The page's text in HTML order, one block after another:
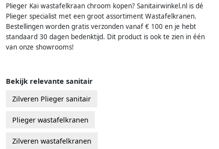
Plieger Kai wastafelkraan chroom kopen? Sanitairwinkel.nl is dé
Plieger specialist met een groot assortiment Wastafelkranen.
Bestellingen worden gratis verzonden vanaf € 100 en je hebt
standaard 30 dagen bedenktijd. Dit product is ook te zien in één
van onze showrooms!
Bekijk relevante sanitair
Zilveren Plieger sanitair
Plieger wastafelkranen
Zilveren wastafelkranen